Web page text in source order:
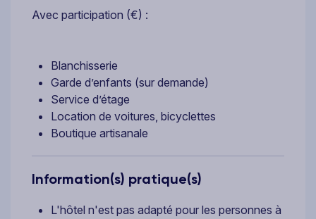
Avec participation (€) :
Blanchisserie
Garde d’enfants (sur demande)
Service d’étage
Location de voitures, bicyclettes
Boutique artisanale
Information(s) pratique(s)
L'hôtel n'est pas adapté pour les personnes à